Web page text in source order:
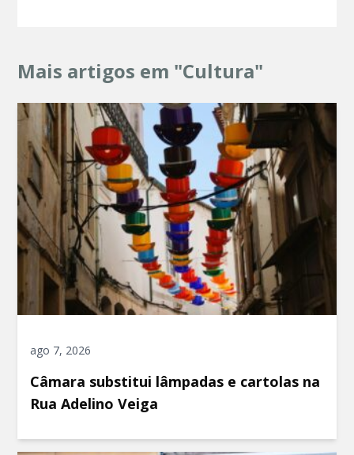
Mais artigos em "Cultura"
ago 7, 2026
Câmara substitui lâmpadas e cartolas na
Rua Adelino Veiga